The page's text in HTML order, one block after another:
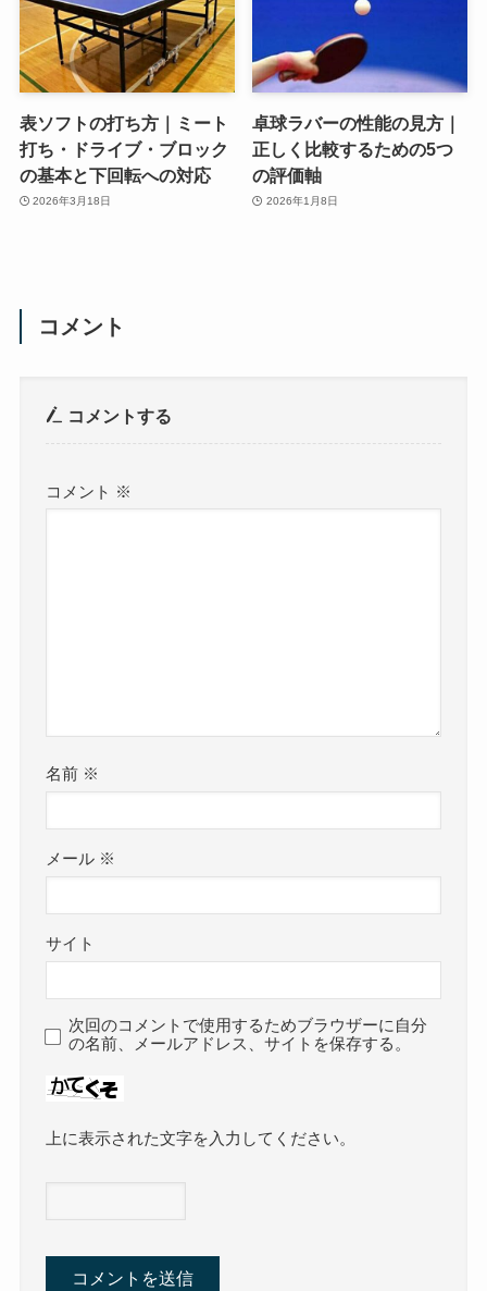
表ソフトの打ち方｜ミート
打ち・ドライブ・ブロック
の基本と下回転への対応
2026年3月18日
卓球ラバーの性能の見方｜
正しく比較するための5つ
の評価軸
2026年1月8日
コメント
コメントする
コメント ※
名前 ※
メール ※
サイト
次回のコメントで使用するためブラウザーに自分
の名前、メールアドレス、サイトを保存する。
上に表示された文字を入力してください。